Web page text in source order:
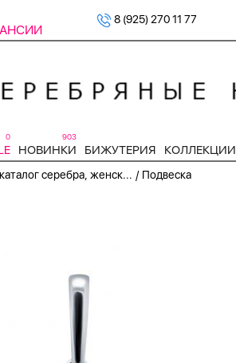
8 (925) 270 11 77
0
НОВИНКИ
903
БИЖУТЕРИЯ КОЛЛЕКЦИИ
серебра, женск... / Подвеска